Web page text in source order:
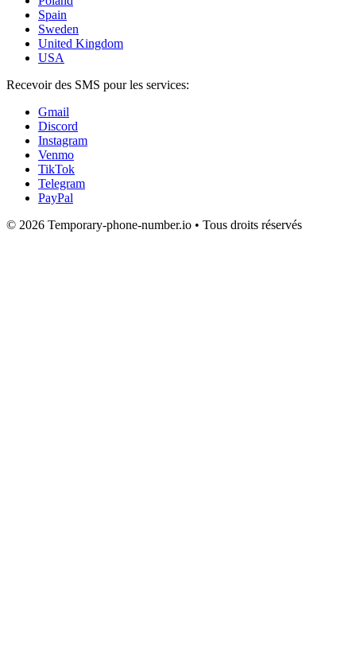
Spain
Sweden
United Kingdom
USA
Recevoir des SMS pour les services:
Gmail
Discord
Instagram
Venmo
TikTok
Telegram
PayPal
© 2026 Temporary-phone-number.io • Tous droits réservés